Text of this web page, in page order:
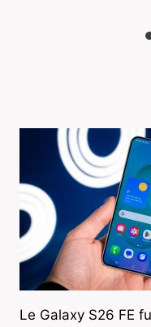
Le Galaxy S26 FE